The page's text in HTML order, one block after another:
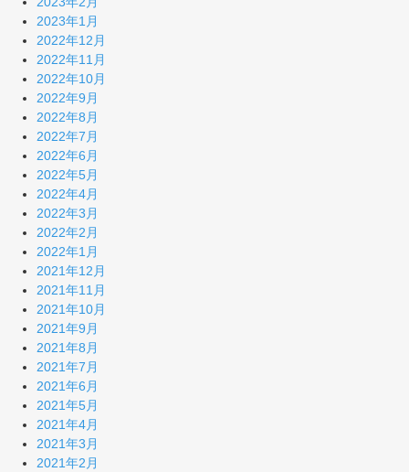
2023年1月
2022年12月
2022年11月
2022年10月
2022年9月
2022年8月
2022年7月
2022年6月
2022年5月
2022年4月
2022年3月
2022年2月
2022年1月
2021年12月
2021年11月
2021年10月
2021年9月
2021年8月
2021年7月
2021年6月
2021年5月
2021年4月
2021年3月
2021年2月